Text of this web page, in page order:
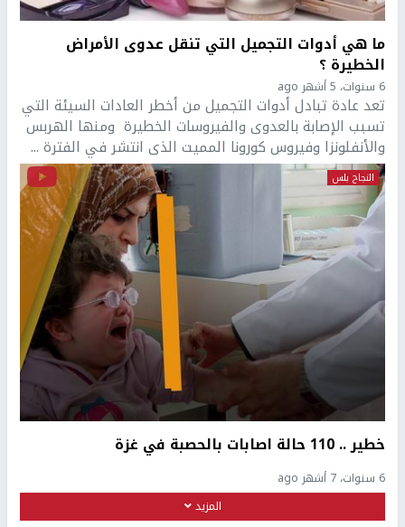
ما هي أدوات التجميل التي تنقل عدوى الأمراض
الخطيرة ؟
6 سنوات، 5 أشهر ago
تعد عادة تبادل أدوات التجميل من أخطر العادات السيئة التي
تسبب الإصابة بالعدوى والفيروسات الخطيرة ومنها الهربس
والأنفلونزا وفيروس كورونا المميت الذى انتشر في الفترة ...
النجاح بلس
خطير .. 110 حالة اصابات بالحصبة في غزة
6 سنوات، 7 أشهر ago
المزيد